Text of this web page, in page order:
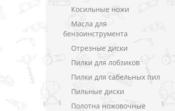
Косильные ножи
Масла для
бензоинструмента
Отрезные диски
Пилки для лобзиков
Пилки для сабельных пил
Пильные диски
Полотна ножовочные